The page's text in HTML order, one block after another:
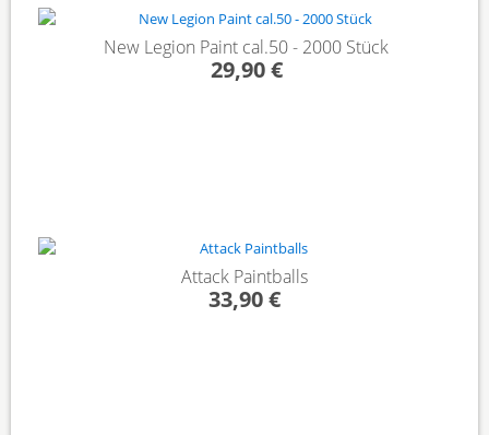
New Legion Paint cal.50 - 2000 Stück
29,90 €
Attack Paintballs
33,90 €